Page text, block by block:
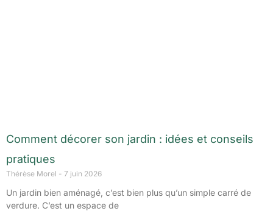
Comment décorer son jardin : idées et conseils
pratiques
Thérèse Morel 7 juin 2026
Un jardin bien aménagé, c’est bien plus qu’un simple carré de
verdure. C’est un espace de